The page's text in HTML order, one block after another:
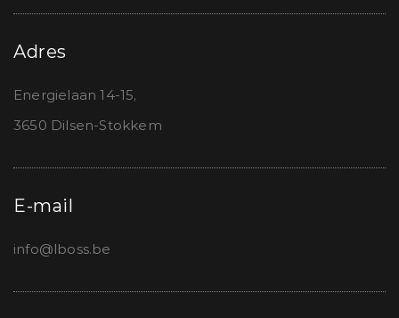
Adres
Energielaan 14-15,
3650 Dilsen-Stokkem
E-mail
info@lboss.be